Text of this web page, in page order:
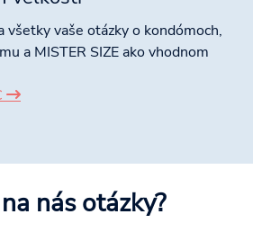
všetky vaše otázky o kondómoch,
a MISTER SIZE ako vhodnom
nás otázky?